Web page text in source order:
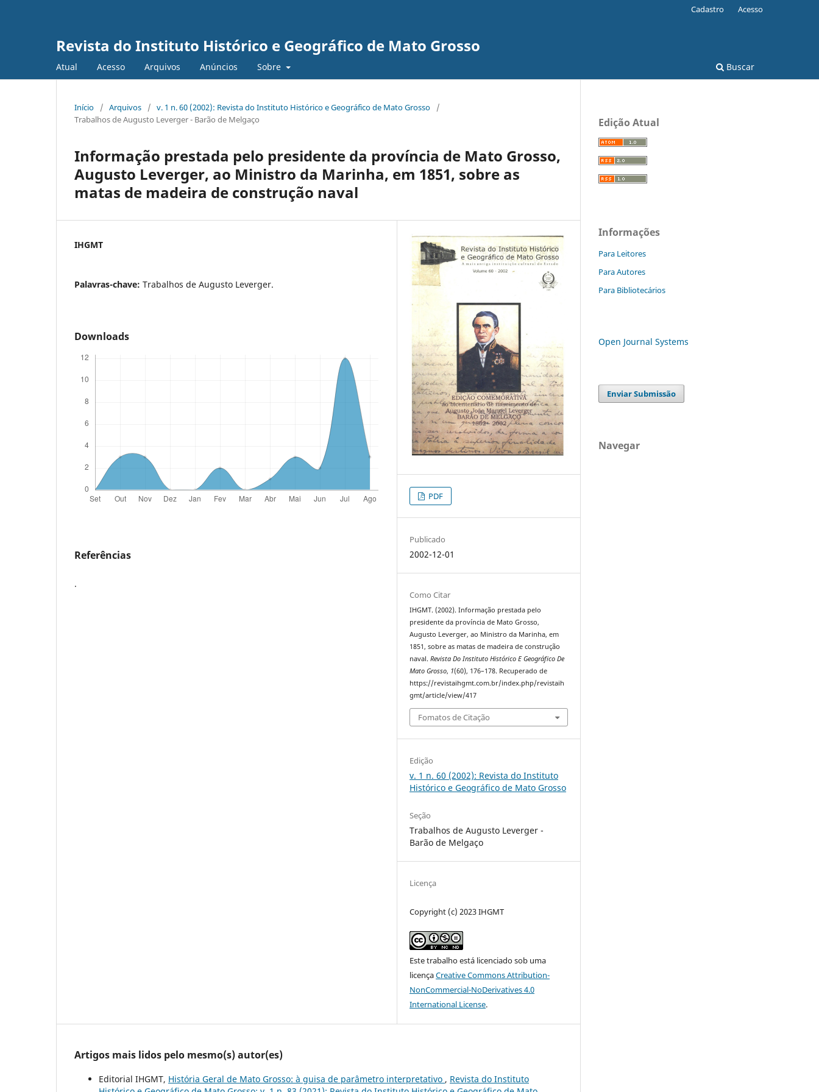
Revista do Instituto Histórico e Geográfico de Mato Grosso
Atual Acesso Arquivos Anúncios Sobre Buscar
Cadastro Acesso
Início / Arquivos / v. 1 n. 60 (2002): Revista do Instituto Histórico e Geográfico de Mato Grosso
/
Trabalhos de Augusto Leverger - Barão de Melgaço
Informação prestada pelo presidente da província de Mato Grosso,
Augusto Leverger, ao Ministro da Marinha, em 1851, sobre as
matas de madeira de construção naval
IHGMT
Palavras-chave: Trabalhos de Augusto Leverger.
Downloads
Referências
.
PDF
Publicado
2002-12-01
Como Citar
IHGMT. (2002). Informação prestada pelo
presidente da província de Mato Grosso,
Augusto Leverger, ao Ministro da Marinha, em
1851, sobre as matas de madeira de construção
naval.Revista Do Instituto Histórico E Geográfico De
Mato Grosso, 1(60), 176–178. Recuperado de
https://revistaihgmt.com.br/index.php/revistaih
gmt/article/view/417
Fomatos de Citação
Edição
v. 1 n. 60 (2002): Revista do Instituto
Histórico e Geográfico de Mato Grosso
Seção
Trabalhos de Augusto Leverger -
Barão de Melgaço
Licença
Copyright (c) 2023 IHGMT
Este trabalho está licenciado sob uma
licençaCreative Commons Attribution-
NonCommercial-NoDerivatives 4.0
International License.
Artigos mais lidos pelo mesmo(s) autor(es)
Editorial IHGMT, História Geral de Mato Grosso: à guisa de parâmetro interpretativo , Revista do Instituto
Edição Atual
Informações
Para Leitores
Para Autores
Para Bibliotecários
Open Journal Systems
Enviar Submissão
Navegar